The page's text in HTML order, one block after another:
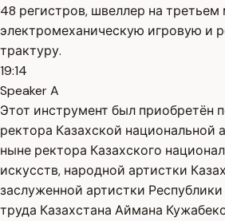
48 регистров, швеллер на третьем
электромеханическую игровую и
трактуру.
19:14
Speaker A
Этот инструмент был приобретён
ректора Казахской национальной
ныне ректора Казахского
искусств, народной артистки
заслуженной артистки Республики
труда Казахстана Аймана